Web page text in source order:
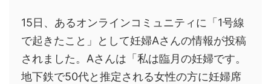
15日、あるオンラインコミュニティに「1号線
で起きたこと」として妊婦Aさんの情報が投稿
されました。Aさんは「私は臨月の妊婦です。
地下鉄で50代と推定される女性の方に妊婦席